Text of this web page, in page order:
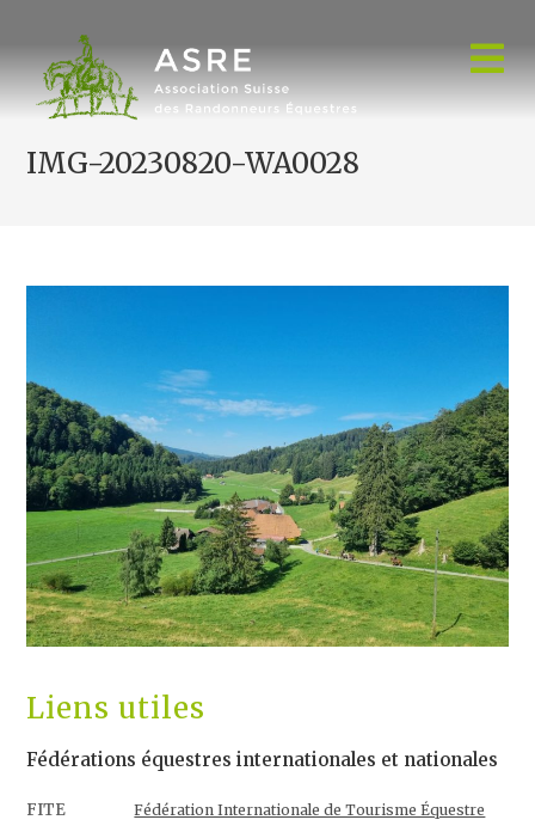
content
IMG-20230820-WA0028
Liens utiles
Fédérations équestres internationales et nationales
FITE Fédération Internationale de Tourisme Équestre